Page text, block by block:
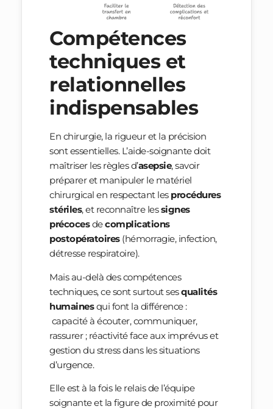
Compétences
techniques et
relationnelles
indispensables
En chirurgie, la rigueur et la précision
sont essentielles. L’aide-soignante doit
maîtriser les règles d’asepsie, savoir
préparer et manipuler le matériel
chirurgical en respectant les procédures
stériles, et reconnaître lessignes
précocesdecomplications
postopératoires(hémorragie, infection,
détresse respiratoire).
Mais au-delà des compétences
techniques, ce sont surtout sesqualités
humainesqui font la différence :
capacité à écouter, communiquer,
rassurer ; réactivité face aux imprévus et
gestion du stress dans les situations
d’urgence.
Elle est à la fois le relais de l’équipe
soignante et la figure de proximité pour